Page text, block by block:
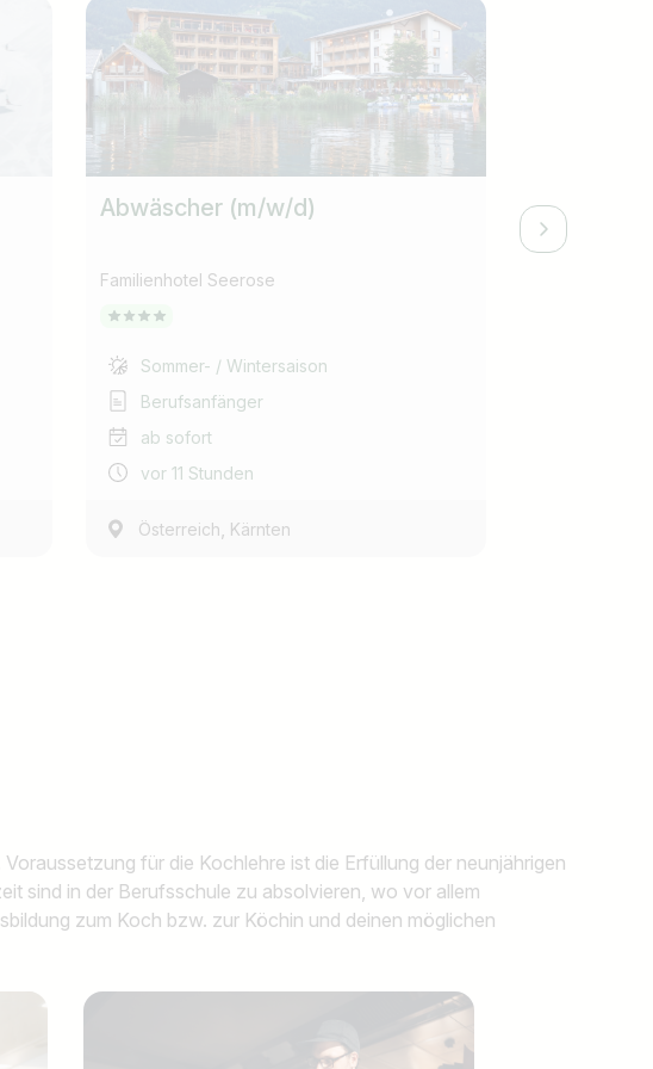
Abwäscher (m/w/d)
Familienhotel Seerose
Sommer- / Wintersaison
Berufsanfänger
ab sofort
vor 11 Stunden
Österreich, Kärnten
Chef de
für die Kochlehre ist die Erfüllung der neunjährigen
sind in der Berufsschule zu absolvieren, wo vor allem
zum Koch bzw. zur Köchin und deinen möglichen